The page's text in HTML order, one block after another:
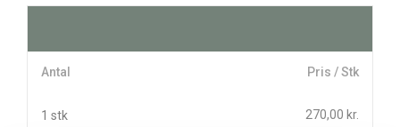
Antal Pris / Stk
1 stk 270,00 kr.